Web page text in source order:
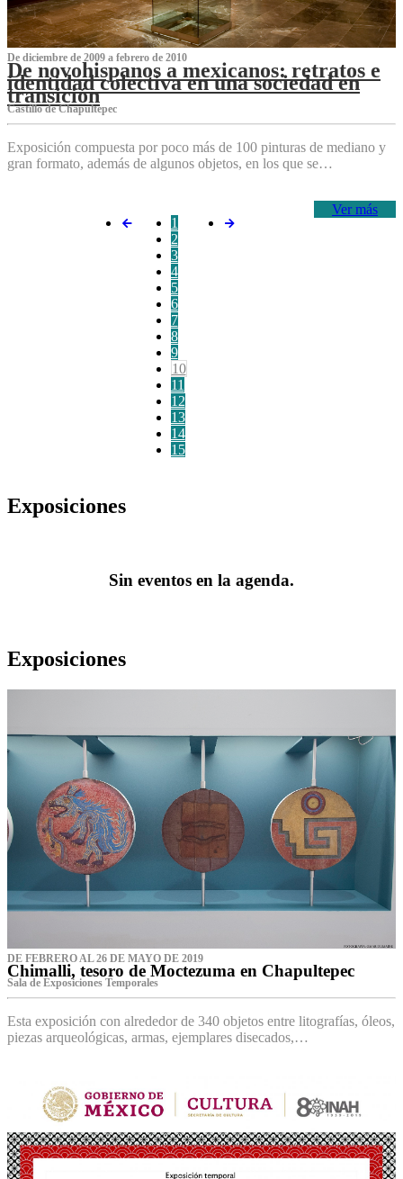
De diciembre de 2009 a febrero de 2010
De novohispanos a mexicanos: retratos e
identidad colectiva en una sociedad en
transición
Castillo de Chapultepec
Exposición compuesta por poco más de 100 pinturas de mediano y
gran formato, además de algunos objetos, en los que se…
Ver más
1
2
3
4
5
6
7
8
9
10
11
12
13
14
15
Exposiciones
Sin eventos en la agenda.
Exposiciones
DE FEBRERO AL 26 DE MAYO DE 2019
Chimalli, tesoro de Moctezuma en Chapultepec
Sala de Exposiciones Temporales
Esta exposición con alrededor de 340 objetos entre litografías, óleos,
piezas arqueológicas, armas, ejemplares disecados,…